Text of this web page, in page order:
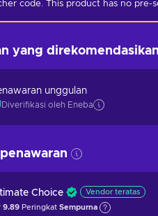
code. This product has no
yang direkomendasikan
unggulan
Diverifikasi oleh Eneba
Choice Vendor teratas
9.89 Peringkat Sempurna